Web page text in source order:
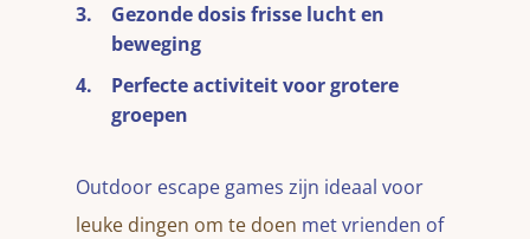
Gezonde dosis frisse lucht en
beweging
Perfecte activiteit voor grotere
groepen
Outdoor escape games zijn ideaal voor
leuke dingen om te doen met vrienden of